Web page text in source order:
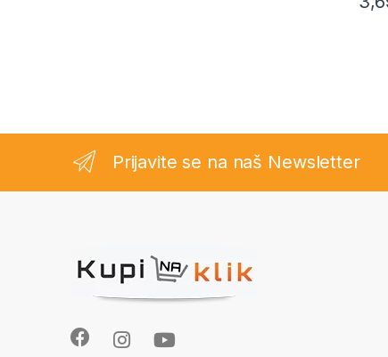
Prijavite se na naš Newsletter